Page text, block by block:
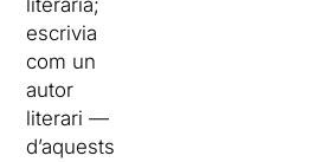
literària;
escrivia
com un
autor
literari —
d’aquests